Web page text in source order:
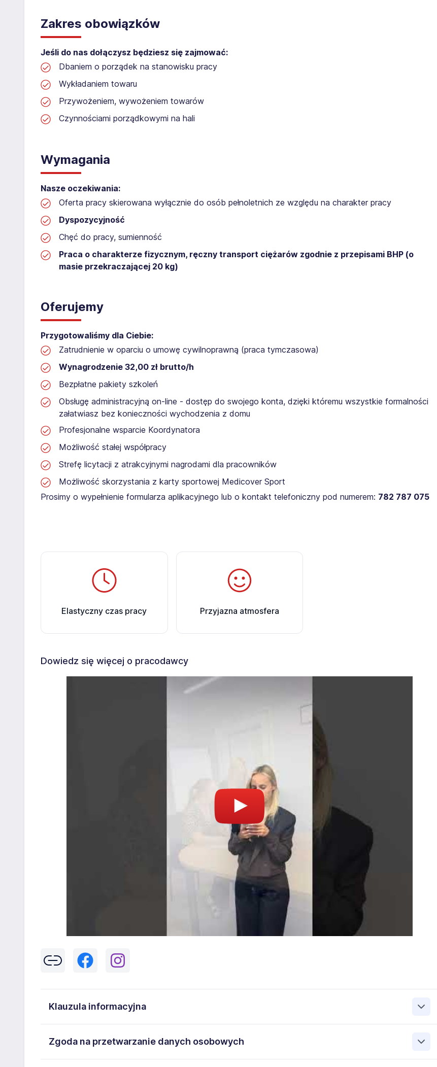
Zakres obowiązków
Jeśli do nas dołączysz będziesz się zajmować:
Dbaniem o porządek na stanowisku pracy
Wykładaniem towaru
Przywożeniem, wywożeniem towarów
Czynnościami porządkowymi na hali
Wymagania
Nasze oczekiwania:
Oferta pracy skierowana wyłącznie do osób pełnoletnich ze względu na charakter pracy
Dyspozycyjność
Chęć do pracy, sumienność
Praca o charakterze fizycznym, ręczny transport ciężarów zgodnie z przepisami BHP (o
masie przekraczającej 20 kg)
Oferujemy
Przygotowaliśmy dla Ciebie:
Zatrudnienie w oparciu o umowę cywilnoprawną (praca tymczasowa)
Wynagrodzenie 32,00 zł brutto/h
Bezpłatne pakiety szkoleń
Obsługę administracyjną on-line - dostęp do swojego konta, dzięki któremu wszystkie formalności
załatwiasz bez konieczności wychodzenia z domu
Profesjonalne wsparcie Koordynatora
Możliwość stałej współpracy
Strefę licytacji z atrakcyjnymi nagrodami dla pracowników
Możliwość skorzystania z karty sportowej Medicover Sport
Prosimy o wypełnienie formularza aplikacyjnego lub o kontakt telefoniczny pod numerem: 782 787 075
Elastyczny czas pracy Przyjazna atmosfera
Dowiedz się więcej o pracodawcy
Klauzula informacyjna
43-300 Bielsko-Biała danych osobowych zawartych w zgłoszeniu rekrutacyjnym w celu prowadzenia rekrutacji
Zgoda na przetwarzanie danych osobowych